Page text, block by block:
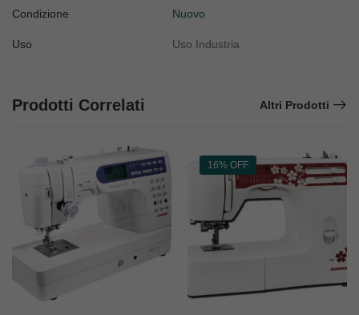
Condizione Nuovo
Uso Uso Industria
Prodotti Correlati Altri Prodotti
16% OFF